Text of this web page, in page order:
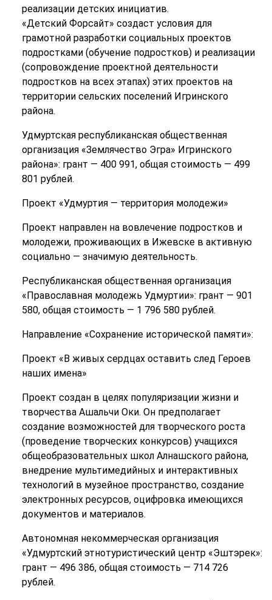
реализации детских инициатив.
«Детский Форсайт» создаст условия для
грамотной разработки социальных проектов
подростками (обучение подростков) и реализации
(сопровождение проектной деятельности
подростков на всех этапах) этих проектов на
территории сельских поселений Игринского
района.
Удмуртская республиканская общественная
организация «Землячество Эгра» Игринского
района»: грант — 400 991, общая стоимость — 499
801 рублей.
Проект «Удмуртия — территория молодежи»
Проект направлен на вовлечение подростков и
молодежи, проживающих в Ижевске в активную
социально — значимую деятельность.
Республиканская общественная организация
«Православная молодежь Удмуртии»: грант — 901
580, общая стоимость — 1 796 580 рублей.
Направление «Сохранение исторической памяти»:
Проект «В живых сердцах оставить след Героев
наших имена»
Проект создан в целях популяризации жизни и
творчества Ашальчи Оки. Он предполагает
создание возможностей для творческого роста
(проведение творческих конкурсов) учащихся
общеобразовательных школ Алнашского района,
внедрение мультимедийных и интерактивных
технологий в музейное пространство, создание
электронных ресурсов, оцифровка имеющихся
документов и материалов.
Автономная некоммерческая организация
«Удмуртский этнотуристический центр «Эштэрек»:
грант — 496 386, общая стоимость — 714 726
рублей.